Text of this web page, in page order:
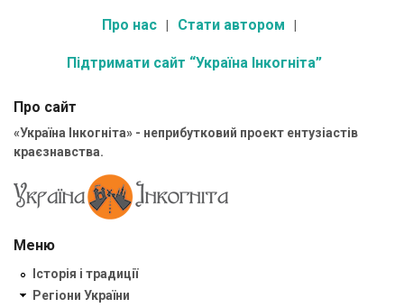
Про нас Стати автором
Підтримати сайт “Україна Інкогніта”
Про сайт
«Україна Інкогніта» - неприбутковий проект ентузіастів
краєзнавства.
Меню
Історія і традиції
Регіони України